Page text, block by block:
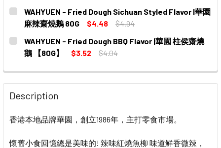
CURRENT
STOCK:
QUANTITY:
DECREASE QUANTITY OF WAHYUEN - FRIED FISH CHILLI
INCREASE QUANTITY OF WAHYUEN - FRIED
WAHYUEN - Fried Dough Sichuan Styled Flavor |華園
麻辣齋燒鵝 80G
$4.48
$4.94
CURRENT
STOCK:
QUANTITY:
DECREASE QUANTITY OF WAHYUEN - FRIED DOUGH
INCREASE QUANTITY OF WAHYUEN - FRIED
WAHYUEN - Fried Dough BBQ Flavor |華園 柱侯齋燒
鵝 【80G】
$3.52
$4.04
DECREASE QUANTITY OF WAHYUEN - FRIED DOUGH BBQ
INCREASE QUANTITY OF WAHYUEN - FRIED
Description
香港本地品牌華園，創立1986年，主打零食市場。
懷舊小食回憶總是美味的! 辣味紅燒魚柳 味道鮮香微辣，